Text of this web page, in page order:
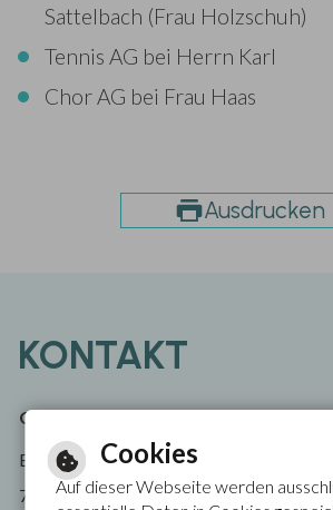
Sattelbach (Frau Holzschuh)
Tennis AG bei Herrn Karl
Chor AG bei Frau Haas
Ausdrucken
KONTAKT
Grundschule Fahrenbach
Bahnhofstraße 30
74864 Fahrenbach
E-
Cookies
Auf dieser Webseite werden